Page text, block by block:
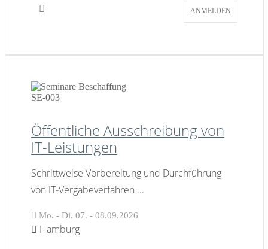
ANMELDEN
SE-003
Öffentliche Ausschreibung von
IT-Leistungen
Schrittweise Vorbereitung und Durchführung
von IT-Vergabeverfahren ...
Mo. - Di. 07. - 08.09.2026
Hamburg